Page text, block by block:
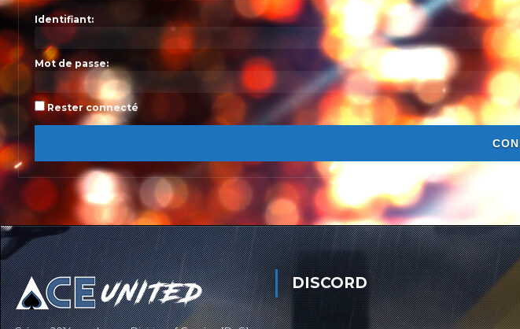
Identifiant:
Mot de passe:
Rester connecté
DISCORD